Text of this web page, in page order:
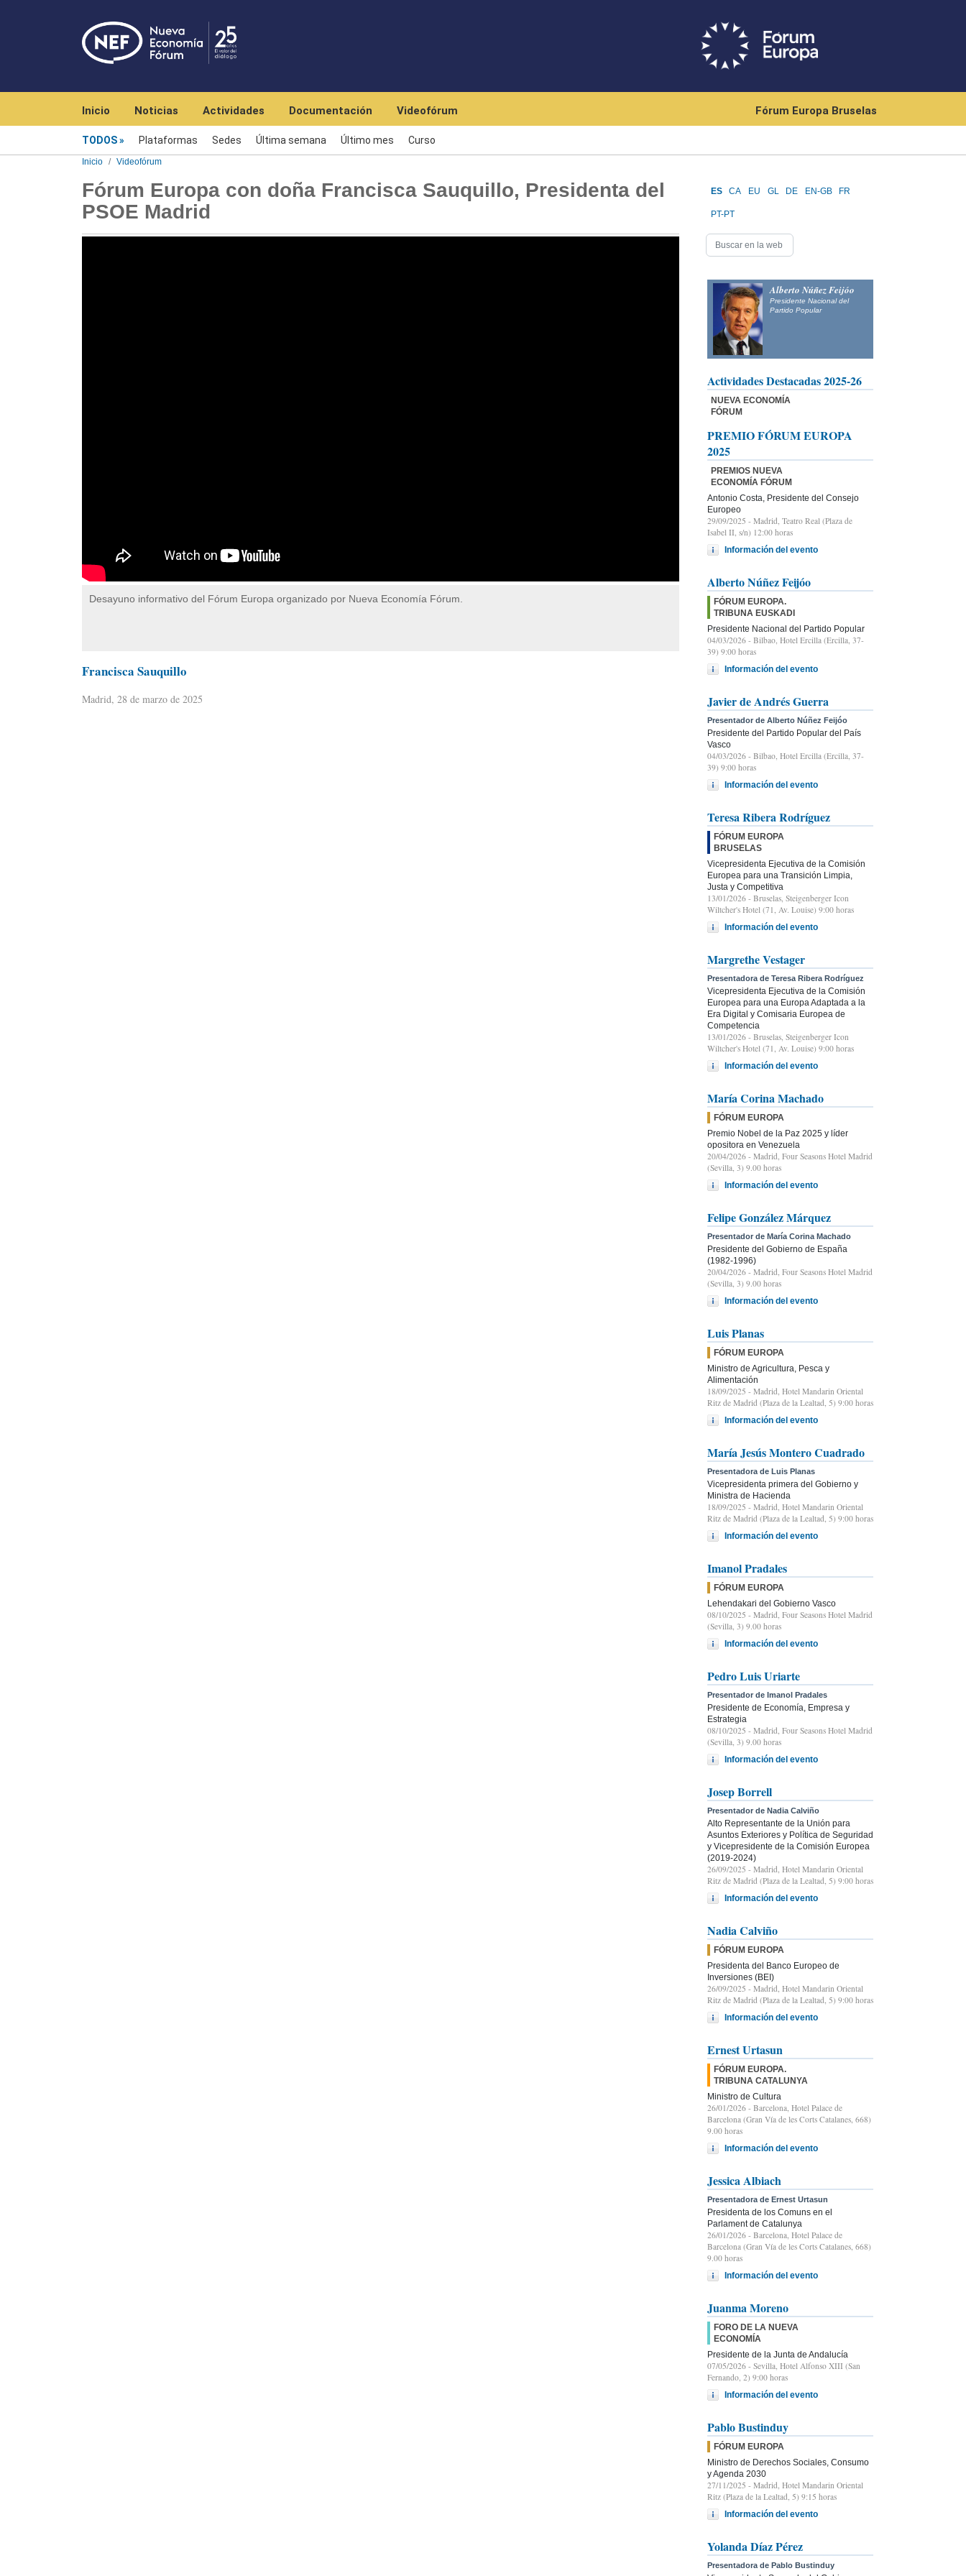
Inicio Noticias Actividades Documentación Videofórum Fórum Europa Bruselas
TODOS Plataformas Sedes Última semana Último mes Curso
Inicio Videofórum
Fórum Europa con doña Francisca Sauquillo, Presidenta del
PSOE Madrid
Desayuno informativo del Fórum Europa organizado por Nueva Economía Fórum.
Francisca Sauquillo
Madrid, 28 de marzo de 2025
ES CA EU GL DE EN-GB FR
PT-PT
Alberto Núñez Feijóo
Presidente Nacional del
Partido Popular
Actividades Destacadas 2025-26
NUEVA ECONOMÍA
FÓRUM
PREMIO FÓRUM EUROPA
2025
PREMIOS NUEVA
ECONOMÍA FÓRUM
Antonio Costa, Presidente del Consejo
Europeo
29/09/2025 - Madrid, Teatro Real (Plaza de
Isabel II, s/n) 12:00 horas
Información del evento
Alberto Núñez Feijóo
FÓRUM EUROPA.
TRIBUNA EUSKADI
Presidente Nacional del Partido Popular
04/03/2026 - Bilbao, Hotel Ercilla (Ercilla, 37-
39) 9:00 horas
Información del evento
Javier de Andrés Guerra
Presentador de Alberto Núñez Feijóo
Presidente del Partido Popular del País
Vasco
04/03/2026 - Bilbao, Hotel Ercilla (Ercilla, 37-
39) 9:00 horas
Información del evento
Teresa Ribera Rodríguez
FÓRUM EUROPA
BRUSELAS
Vicepresidenta Ejecutiva de la Comisión
Europea para una Transición Limpia,
Justa y Competitiva
13/01/2026 - Bruselas, Steigenberger Icon
Wiltcher's Hotel (71, Av. Louise) 9:00 horas
Información del evento
Margrethe Vestager
Presentadora de Teresa Ribera Rodríguez
Vicepresidenta Ejecutiva de la Comisión
Europea para una Europa Adaptada a la
Era Digital y Comisaria Europea de
Competencia
13/01/2026 - Bruselas, Steigenberger Icon
Wiltcher's Hotel (71, Av. Louise) 9:00 horas
Información del evento
María Corina Machado
FÓRUM EUROPA
Premio Nobel de la Paz 2025 y líder
opositora en Venezuela
20/04/2026 - Madrid, Four Seasons Hotel Madrid
(Sevilla, 3) 9.00 horas
Información del evento
Felipe González Márquez
Presentador de María Corina Machado
Presidente del Gobierno de España
(1982-1996)
20/04/2026 - Madrid, Four Seasons Hotel Madrid
(Sevilla, 3) 9.00 horas
Información del evento
Luis Planas
FÓRUM EUROPA
Ministro de Agricultura, Pesca y
Alimentación
18/09/2025 - Madrid, Hotel Mandarin Oriental
Ritz de Madrid (Plaza de la Lealtad, 5) 9:00 horas
Información del evento
María Jesús Montero Cuadrado
Presentadora de Luis Planas
Vicepresidenta primera del Gobierno y
Ministra de Hacienda
18/09/2025 - Madrid, Hotel Mandarin Oriental
Ritz de Madrid (Plaza de la Lealtad, 5) 9:00 horas
Información del evento
Imanol Pradales
FÓRUM EUROPA
Lehendakari del Gobierno Vasco
08/10/2025 - Madrid, Four Seasons Hotel Madrid
(Sevilla, 3) 9.00 horas
Información del evento
Pedro Luis Uriarte
Presentador de Imanol Pradales
Presidente de Economía, Empresa y
Estrategia
08/10/2025 - Madrid, Four Seasons Hotel Madrid
(Sevilla, 3) 9.00 horas
Información del evento
Josep Borrell
Presentador de Nadia Calviño
Alto Representante de la Unión para
Asuntos Exteriores y Política de Seguridad
y Vicepresidente de la Comisión Europea
(2019-2024)
26/09/2025 - Madrid, Hotel Mandarin Oriental
Ritz de Madrid (Plaza de la Lealtad, 5) 9:00 horas
Información del evento
Nadia Calviño
FÓRUM EUROPA
Presidenta del Banco Europeo de
Inversiones (BEI)
26/09/2025 - Madrid, Hotel Mandarin Oriental
Ritz de Madrid (Plaza de la Lealtad, 5) 9:00 horas
Información del evento
Ernest Urtasun
FÓRUM EUROPA.
TRIBUNA CATALUNYA
Ministro de Cultura
26/01/2026 - Barcelona, Hotel Palace de
Barcelona (Gran Vía de les Corts Catalanes, 668)
9.00 horas
Información del evento
Jessica Albiach
Presentadora de Ernest Urtasun
Presidenta de los Comuns en el
Parlament de Catalunya
26/01/2026 - Barcelona, Hotel Palace de
Barcelona (Gran Vía de les Corts Catalanes, 668)
9.00 horas
Información del evento
Juanma Moreno
FORO DE LA NUEVA
ECONOMÍA
Presidente de la Junta de Andalucía
07/05/2026 - Sevilla, Hotel Alfonso XIII (San
Fernando, 2) 9:00 horas
Información del evento
Pablo Bustinduy
FÓRUM EUROPA
Ministro de Derechos Sociales, Consumo
y Agenda 2030
27/11/2025 - Madrid, Hotel Mandarin Oriental
Ritz (Plaza de la Lealtad, 5) 9:15 horas
Información del evento
Yolanda Díaz Pérez
Presentadora de Pablo Bustinduy